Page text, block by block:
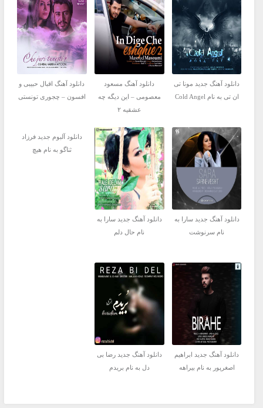
دانلود آهنگ جدید مونا تی
ان تی به نام Cold Angel
دانلود آهنگ مسعود
معصومی – این دیگه چه
عشقیه ۲
دانلود آهنگ اقبال حبیبی و
افسون – چجوری تونستی
دانلود آهنگ جدید سارا به
نام سرنوشت
دانلود آهنگ جدید سارا به
نام حال دلم
دانلود آلبوم جدید فرزاد
ثناگو به نام هیچ
دانلود آهنگ جدید ابراهیم
اصغرپور به نام بیراهه
دانلود آهنگ جدید رضا بی
دل به نام بریدم